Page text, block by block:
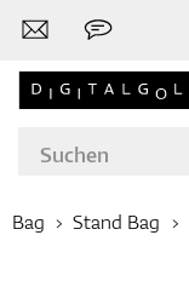
Bag Stand Bag